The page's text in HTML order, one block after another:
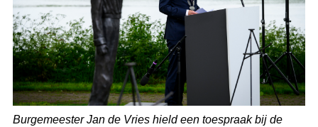
Burgemeester Jan de Vries hield een toespraak bij de